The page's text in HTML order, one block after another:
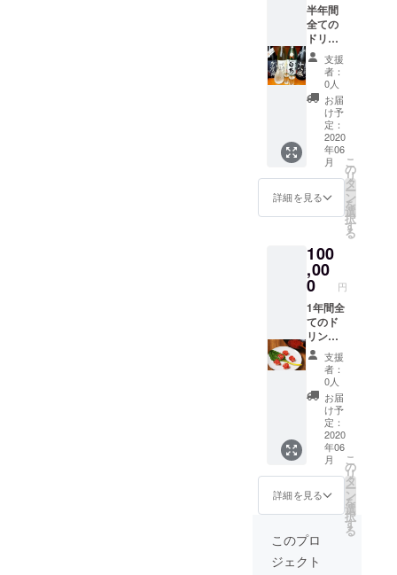
半年間
全ての
ドリン
クを提
供 ご本
人様の
みご利
用可能
初回来
店日よ
り半年
間ご利
用可能
2022年
3月まで
支援
者：
0人
お届
け予
定：
2020
年06
月
詳細を見る
こ
の
リ
タ
ー
ン
を
選
択
す
る
100
,00
0 円
1年間全
てのド
リンク
を提供
+藁焼き
2品を提
供 ご本
人様の
みご利
用可能
初回来
店日よ
り1年間
ご利用
可能
2022年
3月まで
支援
者：
0人
お届
け予
定：
2020
年06
月
詳細を見る
こ
の
リ
タ
ー
ン
を
選
択
す
る
このプロ
ジェクト